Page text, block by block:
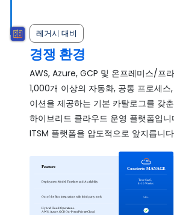
레거시 대비
경쟁 환경
AWS, Azure, GCP 및 온프레미스/프
1,000개 이상의 자동화, 공통 프로세
이션을 제공하는 기본 카탈로그를 갖
하이브리드 클라우드 운영 플랫폼입
ITSM 플랫폼을 압도적으로 앞지릅니